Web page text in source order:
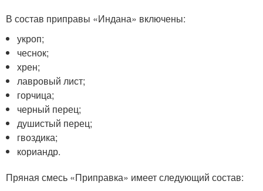
В состав приправы «Индана» включены:
укроп;
чеснок;
хрен;
лавровый лист;
горчица;
черный перец;
душистый перец;
гвоздика;
кориандр.
Пряная смесь «Приправка» имеет следующий состав: